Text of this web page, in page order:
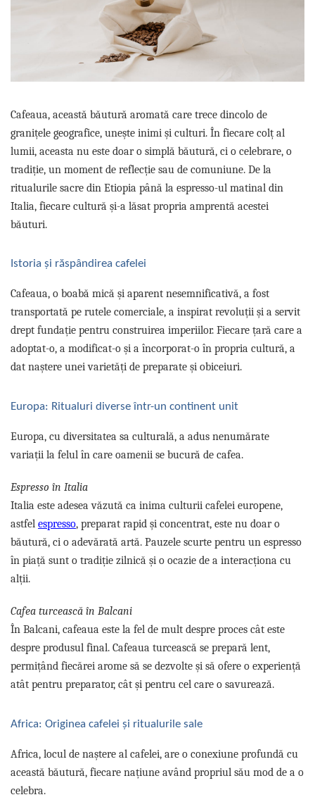
Cafea boabe Vergnano
Cafea boabe Segafredo
Cafea boabe Julius Meinl
Alte branduri cafea
Cafea de specialitate
Cafea proaspat prajita
Cafea Etiopia
Cafea Columbia
Cafea Brazilia
Cafea Guatemala
Cafea Rwanda
Cafea Instant
Capsule de Cafea
Cafea macinata
Sistem de zahar si paleta
Cafeaua, această băutură aromată care trece dincolo de
granițele geografice, unește inimi și culturi. În fiecare colț al
lumii, aceasta nu este doar o simplă băutură, ci o celebrare, o
tradiție, un moment de reflecție sau de comuniune. De la
ritualurile sacre din Etiopia până la espresso-ul matinal din
Italia, fiecare cultură și-a lăsat propria amprentă acestei
băuturi.
Istoria și răspândirea cafelei
Cafeaua, o boabă mică și aparent nesemnificativă, a fost
transportată pe rutele comerciale, a inspirat revoluții și a servit
drept fundație pentru construirea imperiilor. Fiecare țară care a
adoptat-o, a modificat-o și a încorporat-o în propria cultură, a
dat naștere unei varietăți de preparate și obiceiuri.
Europa: Ritualuri diverse într-un continent unit
Europa, cu diversitatea sa culturală, a adus nenumărate
variații la felul în care oamenii se bucură de cafea.
Espresso în Italia
Italia este adesea văzută ca inima culturii cafelei europene,
astfel espresso, preparat rapid și concentrat, este nu doar o
băutură, ci o adevărată artă. Pauzele scurte pentru un espresso
în piață sunt o tradiție zilnică și o ocazie de a interacționa cu
alții.
Cafea turcească în Balcani
În Balcani, cafeaua este la fel de mult despre proces cât este
despre produsul final. Cafeaua turcească se prepară lent,
permițând fiecărei arome să se dezvolte și să ofere o experiență
atât pentru preparator, cât și pentru cel care o savurează.
Africa: Originea cafelei și ritualurile sale
Africa, locul de naștere al cafelei, are o conexiune profundă cu
această băutură, fiecare națiune având propriul său mod de a o
celebra.